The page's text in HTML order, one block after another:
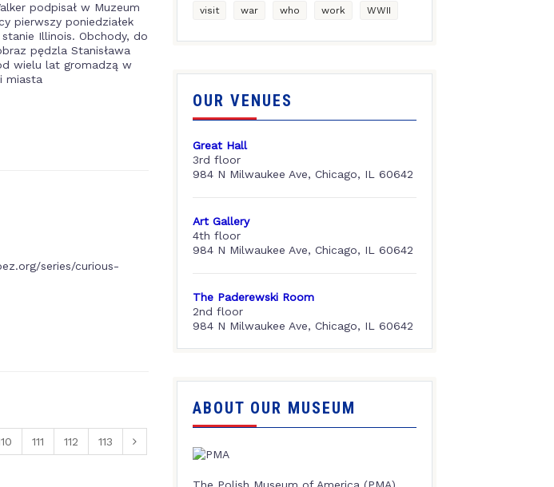
podpisał w Muzeum
pierwszy poniedziałek
Illinois. Obchody, do
pędzla Stanisława
wielu lat gromadzą w
miasta
series/curious-
111 112 113
visit war who work WWII
OUR VENUES
Great Hall
3rd floor
984 N Milwaukee Ave, Chicago, IL 60642
Art Gallery
4th floor
984 N Milwaukee Ave, Chicago, IL 60642
The Paderewski Room
2nd floor
984 N Milwaukee Ave, Chicago, IL 60642
ABOUT OUR MUSEUM
The Polish Museum of America (PMA),